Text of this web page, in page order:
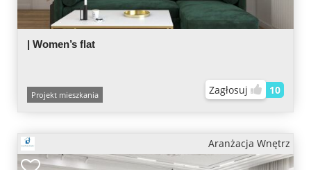
| Women’s flat
Projekt mieszkania Zagłosuj 10
Aranżacja Wnętrz